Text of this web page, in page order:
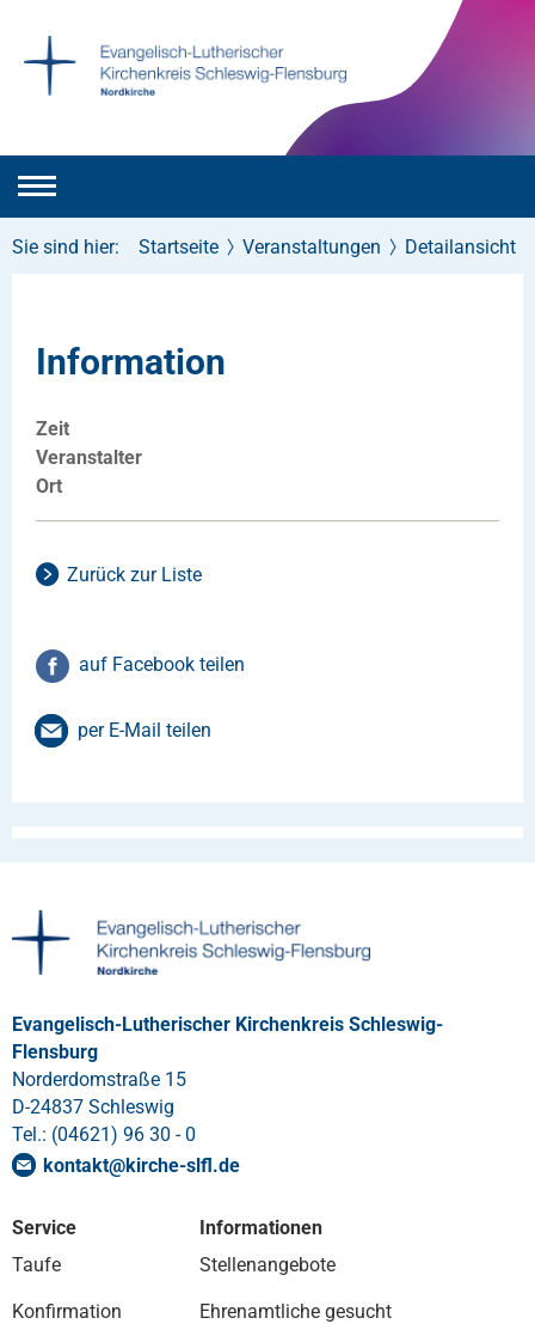
Sie sind hier: Startseite Veranstaltungen Detailansicht
Information
Zeit
Veranstalter
Ort
Zurück zur Liste
auf Facebook teilen
per E-Mail teilen
Evangelisch-Lutherischer Kirchenkreis Schleswig-
Flensburg
Norderdomstraße 15
D-24837 Schleswig
Tel.: (04621) 96 30 - 0
kontakt@kirche-slfl.de
Service
Taufe
Konfirmation
Informationen
Stellenangebote
Ehrenamtliche gesucht